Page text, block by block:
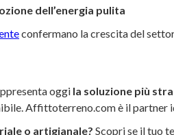
dell’energia pulita
confermano la crescita del
oggi la soluzione più
Affittoterreno.com è il partner
o artigianale? Scopri se il tuo